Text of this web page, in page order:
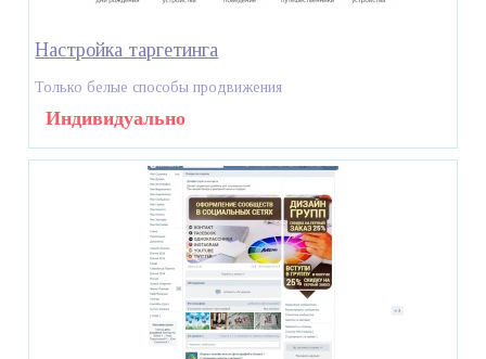
Настройка таргетинга
Только белые способы продвижения
Индивидуально